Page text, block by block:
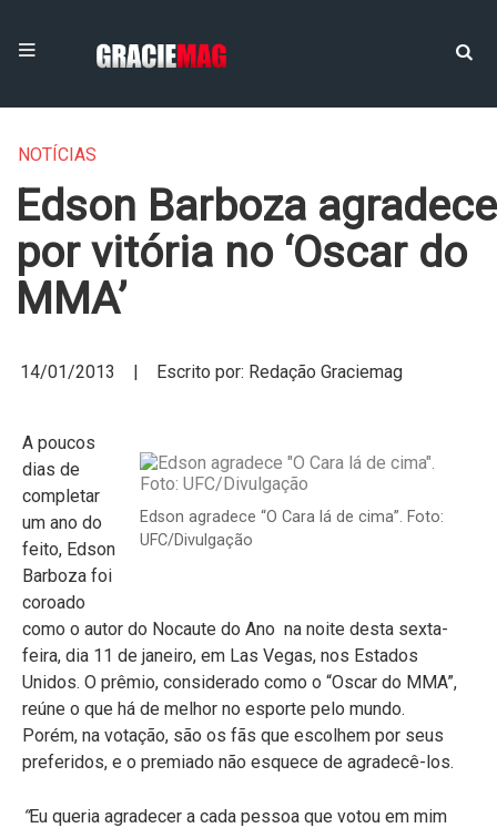
NOTÍCIAS
Edson Barboza agradece
por vitória no ‘Oscar do
MMA’
14/01/2013 | Escrito por: Redação Graciemag
Edson agradece “O Cara lá de cima”. Foto:
UFC/Divulgação
A poucos
dias de
completar
um ano do
feito, Edson
Barboza foi
coroado
como o autor do Nocaute do Ano na noite desta sexta-
feira, dia 11 de janeiro, em Las Vegas, nos Estados
Unidos. O prêmio, considerado como o “Oscar do MMA”,
reúne o que há de melhor no esporte pelo mundo.
Porém, na votação, são os fãs que escolhem por seus
preferidos, e o premiado não esquece de agradecê-los.
“Eu queria agradecer a cada pessoa que votou em mim